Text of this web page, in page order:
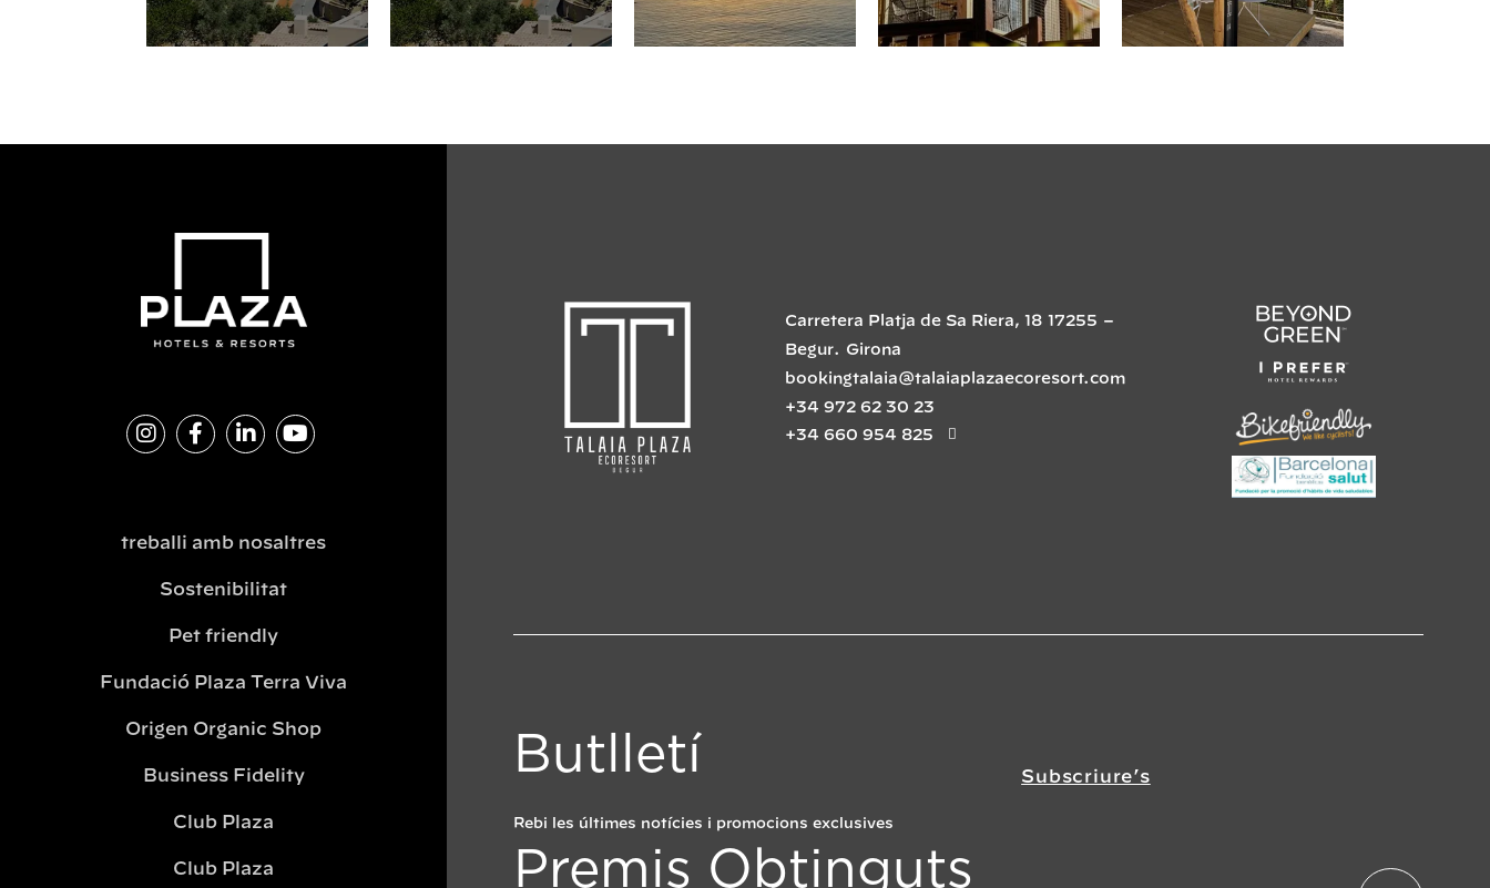
treballi amb nosaltres
Sostenibilitat
Pet friendly
Fundació Plaza Terra Viva
Origen Organic Shop
Business Fidelity
Club Plaza
Club Plaza
Carretera Platja de Sa Riera, 18 17255 –
Begur. Girona
bookingtalaia@talaiaplazaecoresort.com
+34 972 62 30 23
+34 660 954 825
Butlletí Subscriure’s
Rebi les últimes notícies i promocions exclusives
Premis Obtinguts